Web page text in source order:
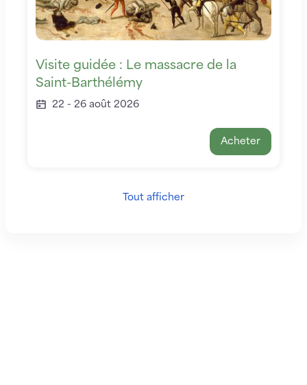
Visite guidée : Le massacre de la
Saint-Barthélémy
22 - 26 août 2026
Acheter
Tout afficher